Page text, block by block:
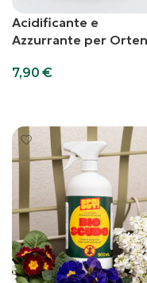
Acidificante e
Azzurrante per
7,90 €